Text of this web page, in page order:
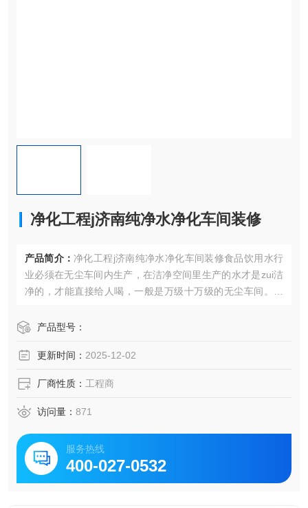
净化工程j济南纯净水净化车间装修
产品简介： 净化工程j济南纯净水净化车间装修食品饮用水行
业必须在无尘车间内生产，在洁净空间里生产的水才是zui洁
净的，才能直接给人喝，一般是万级十万级的无尘车间。还
产品型号：
更新时间： 2025-12-02
厂商性质： 工程商
访问量： 871
服务热线
400-027-0532